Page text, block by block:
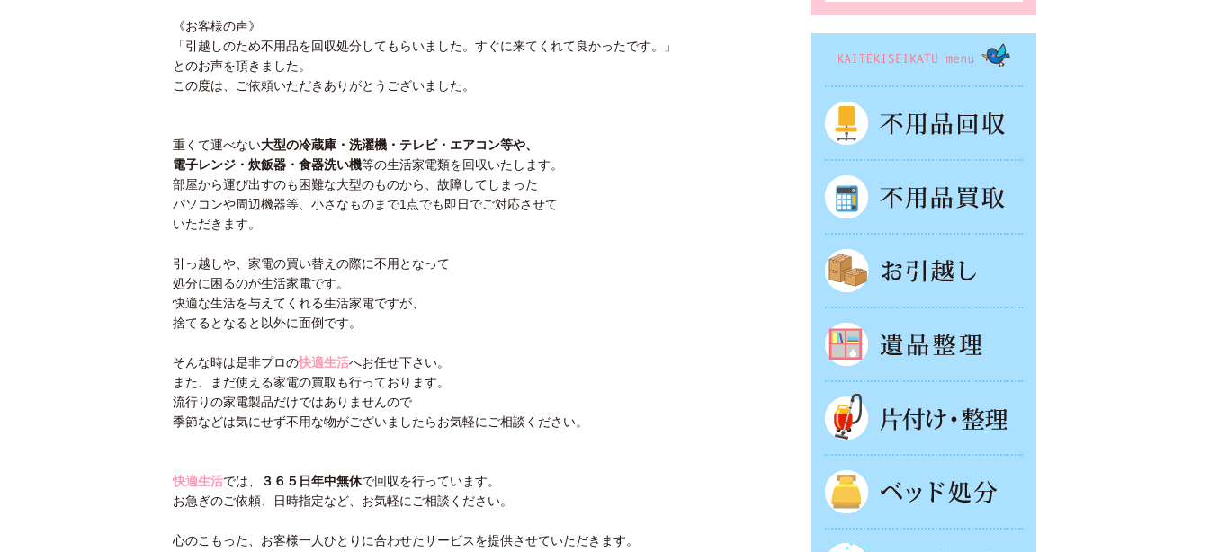
《お客様の声》
「引越しのため不用品を回収処分してもらいました。すぐに来てくれて良かったです。」
とのお声を頂きました。
この度は、ご依頼いただきありがとうございました。
重くて運べない大型の冷蔵庫・洗濯機・テレビ・エアコン等や、
電子レンジ・炊飯器・食器洗い機等の生活家電類を回収いたします。
部屋から運び出すのも困難な大型のものから、故障してしまった
パソコンや周辺機器等、小さなものまで1点でも即日でご対応させて
いただきます。
引っ越しや、家電の買い替えの際に不用となって
処分に困るのが生活家電です。
快適な生活を与えてくれる生活家電ですが、
捨てるとなると以外に面倒です。
そんな時は是非プロの快適生活へお任せ下さい。
また、まだ使える家電の買取も行っております。
流行りの家電製品だけではありませんので
季節などは気にせず不用な物がございましたらお気軽にご相談ください。
快適生活では、 ３６５日年中無休で回収を行っています。
お急ぎのご依頼、日時指定など、お気軽にご相談ください。
心のこもった、お客様一人ひとりに合わせたサービスを提供させていただきます。